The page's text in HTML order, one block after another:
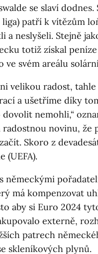
se slaví
liga) patří k vítězům
a neslyšeli. Stejně
totiž získal
ve svém areálu
velikou radost,
a ušetříme díky
nemohli,“
novinu, že
Skoro z
(UEFA).
německými
má kompenzovat
aby si Euro 2024
externě,
patrech
skleníkových plynů.